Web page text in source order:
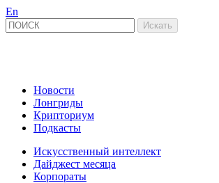
En
Новости
Лонгриды
Крипториум
Подкасты
Искусственный интеллект
Дайджест месяца
Корпораты